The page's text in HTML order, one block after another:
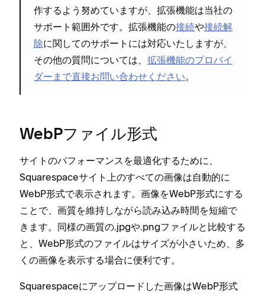
作するよう努めていますが⁠、拡張機能は当社の
サポ⁠ート範囲外です⁠。拡張機能の接続や接続解
除に関してのサポ⁠ートには対応いたしますが⁠、
その他の質問については⁠、 拡張機能のプロバイ
ダ⁠ーまで直接お問い合わせください⁠。
WebPフ⁠ァイル形式
サイトのパフ⁠ォ⁠ーマンスを最適化するために⁠、
Squarespaceサイト上のすべての画像は自動的に
WebP形式で表示されます⁠。画像をWebP形式にする
ことで⁠、画質を維持しながら読み込み時間を短縮で
きます⁠。同様の画質の⁠.jpgや⁠.pngフ⁠ァイルと比較する
と⁠、WebP形式のフ⁠ァイルはサイズが小さいため⁠、多
くの画像を表示する場合に便利です⁠。
Squarespaceにア⁠ップロ⁠ードした画像はWebP形式